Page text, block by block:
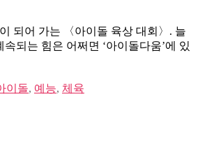
되어 가는 〈아이돌 육상 대회〉. 늘
되는 힘은 어쩌면 ‘아이돌다움’에 있
이돌, 예능, 체육